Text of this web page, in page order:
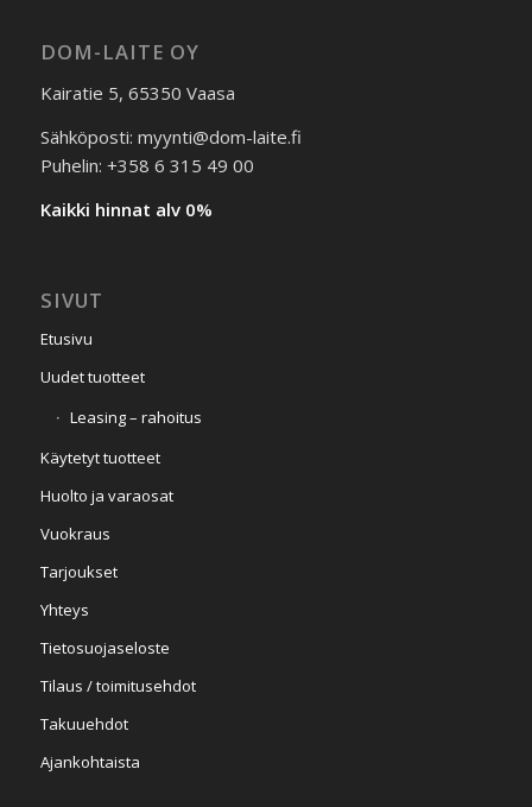
DOM-LAITE OY
Kairatie 5, 65350 Vaasa
Sähköposti: myynti@dom-laite.fi
Puhelin: +358 6 315 49 00
Kaikki hinnat alv 0%
SIVUT
Etusivu
Uudet tuotteet
Leasing – rahoitus
Käytetyt tuotteet
Huolto ja varaosat
Vuokraus
Tarjoukset
Yhteys
Tietosuojaseloste
Tilaus / toimitusehdot
Takuuehdot
Ajankohtaista